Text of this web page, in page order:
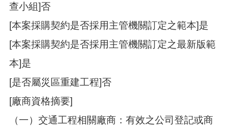
查小組]否
[本案採購契約是否採用主管機關訂定之範本]是
[本案採購契約是否採用主管機關訂定之最新版範
本]是
[是否屬災區重建工程]否
[廠商資格摘要]
（一）交通工程相關廠商：有效之公司登記或商